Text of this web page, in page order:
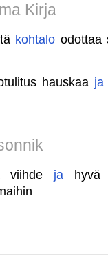
Kirja
kohtalo odottaa
hauskaa ja
viihde ja